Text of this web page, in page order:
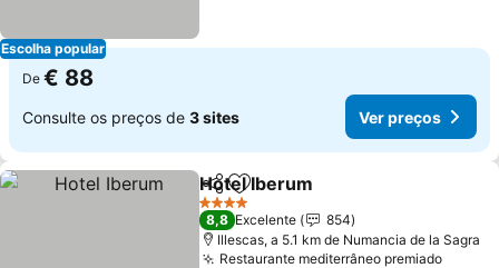
Escolha popular
De € 88
Consulte os preços de 3 sites Ver preços
PartilharAdicionar aos favoritos
Hotel Iberum
4 Estrelas
8,8 Excelente
854
Illescas, a 5.1 km de Numancia de la Sagra
Restaurante mediterrâneo premiado